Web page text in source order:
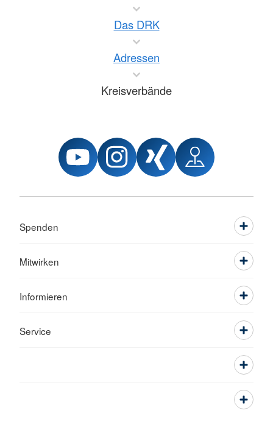
Das DRK
Adressen
Kreisverbände
Spenden
Mitwirken
Informieren
Service